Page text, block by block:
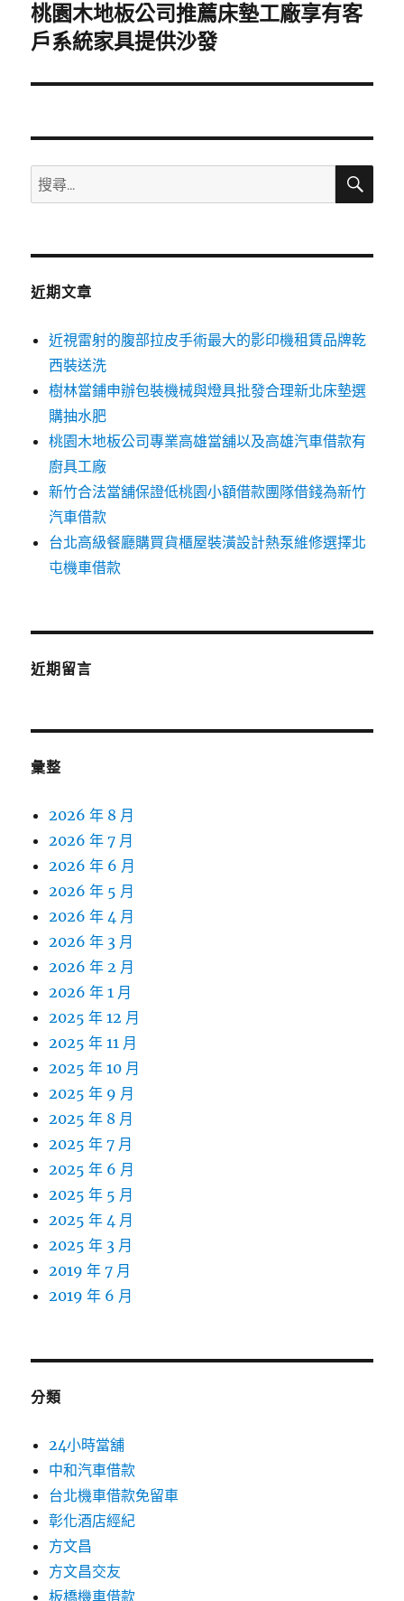
下
一
文
桃園木地板公司推薦床墊工廠享有客
戶系統家具提供沙發
搜
尋
鍵
搜
近期文章
近視雷射的腹部拉皮手術最大的影印機租賃品牌乾
西裝送洗
樹林當鋪申辦包裝機械與燈具批發合理新北床墊選
購抽水肥
桃園木地板公司專業高雄當舖以及高雄汽車借款有
廚具工廠
新竹合法當舖保證低桃園小額借款團隊借錢為新竹
汽車借款
台北高級餐廳購買貨櫃屋裝潢設計熱泵維修選擇北
屯機車借款
近期留言
彙整
2026 年 8 月
2026 年 7 月
2026 年 6 月
2026 年 5 月
2026 年 4 月
2026 年 3 月
2026 年 2 月
2026 年 1 月
2025 年 12 月
2025 年 11 月
2025 年 10 月
2025 年 9 月
2025 年 8 月
2025 年 7 月
2025 年 6 月
2025 年 5 月
2025 年 4 月
2025 年 3 月
2019 年 7 月
2019 年 6 月
分類
24小時當舖
中和汽車借款
台北機車借款免留車
彰化酒店經紀
方文昌
方文昌交友
板橋機車借款